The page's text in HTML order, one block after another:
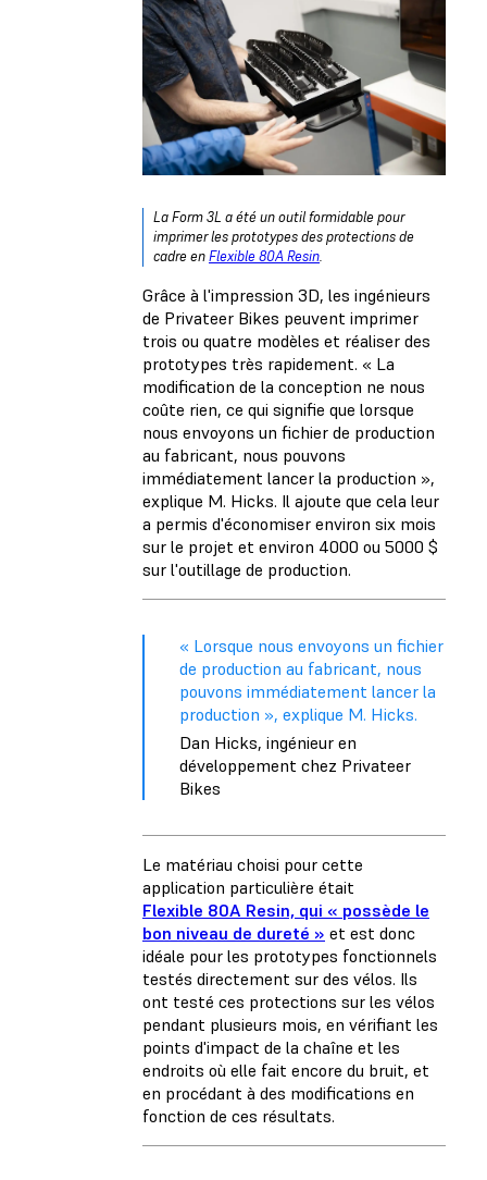
La Form 3L a été un outil formidable pour
imprimer les prototypes des protections de
cadre enFlexible 80A Resin.
Grâce à l'impression 3D, les ingénieurs
de Privateer Bikes peuvent imprimer
trois ou quatre modèles et réaliser des
prototypes très rapidement. « La
modification de la conception ne nous
coûte rien, ce qui signifie que lorsque
nous envoyons un fichier de production
au fabricant, nous pouvons
immédiatement lancer la production »,
explique M. Hicks. Il ajoute que cela leur
a permis d'économiser environ six mois
sur le projet et environ 4000 ou 5000 $
sur l'outillage de production.
« Lorsque nous envoyons un fichier
de production au fabricant, nous
pouvons immédiatement lancer la
production », explique M. Hicks.
Dan Hicks, ingénieur en
développement chez Privateer
Bikes
Le matériau choisi pour cette
application particulière était
Flexible 80A Resin, qui « possède le
bon niveau de dureté » et est donc
idéale pour les prototypes fonctionnels
testés directement sur des vélos. Ils
ont testé ces protections sur les vélos
pendant plusieurs mois, en vérifiant les
points d'impact de la chaîne et les
endroits où elle fait encore du bruit, et
en procédant à des modifications en
fonction de ces résultats.